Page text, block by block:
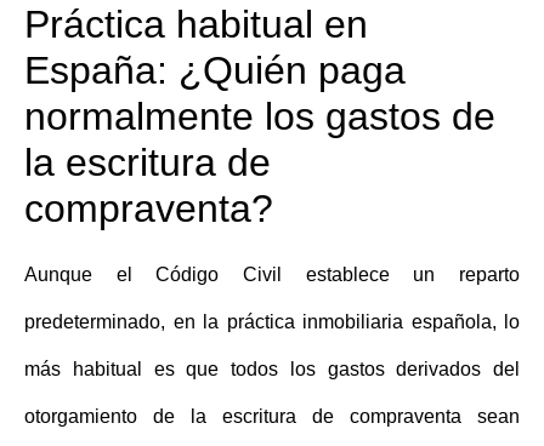
Práctica habitual en
España: ¿Quién paga
normalmente los gastos de
la escritura de
compraventa?
Aunque el Código Civil establece un reparto
predeterminado, en la práctica inmobiliaria española, lo
más habitual es que todos losgastos derivados del
otorgamiento de la escritura de compraventa sean